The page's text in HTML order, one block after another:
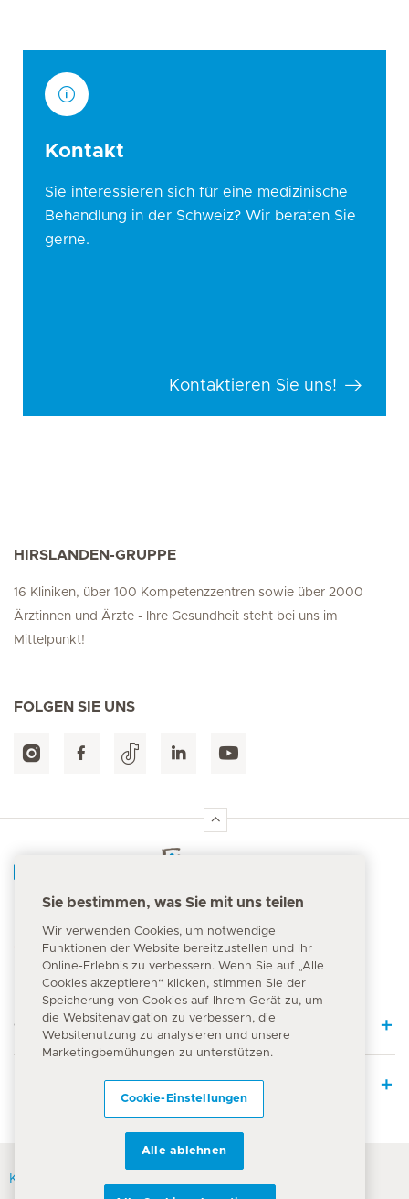
Kontakt
Sie interessieren sich für eine medizinische
Behandlung in der Schweiz? Wir beraten Sie
gerne.
Kontaktieren Sie uns!
HIRSLANDEN-GRUPPE
16 Kliniken, über 100 Kompetenzzentren sowie über 2000
Ärztinnen und Ärzte - Ihre Gesundheit steht bei uns im
Mittelpunkt!
FOLGEN SIE UNS
144
Quick Links
Leistungsangebot
Kontakt
Sie bestimmen, was Sie mit uns teilen
Wir verwenden Cookies, um notwendige
Funktionen der Website bereitzustellen und Ihr
Online-Erlebnis zu verbessern. Wenn Sie auf „Alle
Cookies akzeptieren“ klicken, stimmen Sie der
Speicherung von Cookies auf Ihrem Gerät zu, um
die Websitenavigation zu verbessern, die
Websitenutzung zu analysieren und unsere
Marketingbemühungen zu unterstützen.
Cookie-Einstellungen
Alle ablehnen